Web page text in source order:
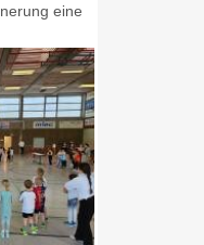
eine